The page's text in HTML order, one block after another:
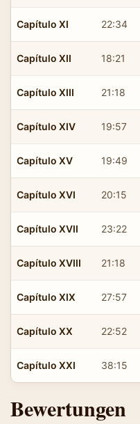
Capítulo XI 22:34
Capítulo XII 18:21
Capítulo XIII 21:18
Capítulo XIV 19:57
Capítulo XV 19:49
Capítulo XVI 20:15
Capítulo XVII 23:22
Capítulo XVIII 21:18
Capítulo XIX 27:57
Capítulo XX 22:52
Capítulo XXI 38:15
Bewertungen